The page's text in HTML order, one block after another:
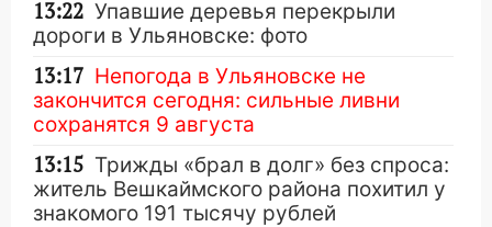
13:22 Упавшие деревья перекрыли
дороги в Ульяновске: фото
13:17 Непогода в Ульяновске не
закончится сегодня: сильные ливни
сохранятся 9 августа
13:15 Трижды «брал в долг» без спроса:
житель Вешкаймского района похитил у
знакомого 191 тысячу рублей